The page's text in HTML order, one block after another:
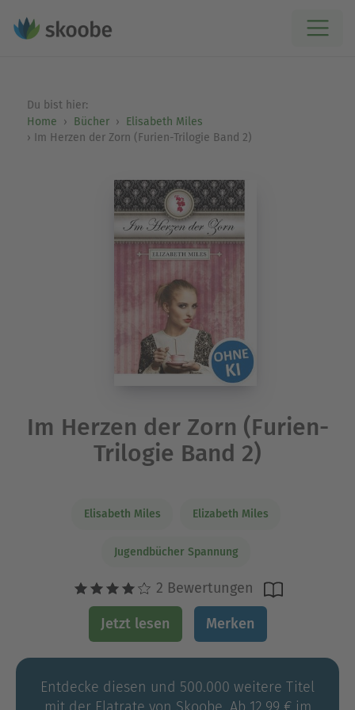
Du bist hier:
Home
Bücher
Elisabeth Miles
Im Herzen der Zorn (Furien-Trilogie Band 2)
Im Herzen der Zorn (Furien-
Trilogie Band 2)
Elisabeth Miles Elizabeth Miles
Jugendbücher Spannung
2 Bewertungen
Jetzt lesen Merken
Entdecke diesen und 500.000 weitere Titel